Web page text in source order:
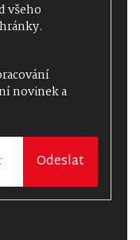
všeho
novinek a
Odeslat